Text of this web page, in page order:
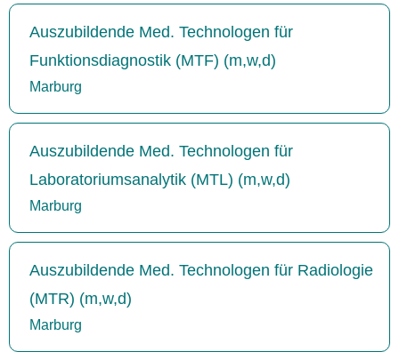
Auszubildende Med. Technologen für
Funktionsdiagnostik (MTF) (m,w,d)
Marburg
Auszubildende Med. Technologen für
Laboratoriumsanalytik (MTL) (m,w,d)
Marburg
Auszubildende Med. Technologen für Radiologie
(MTR) (m,w,d)
Marburg